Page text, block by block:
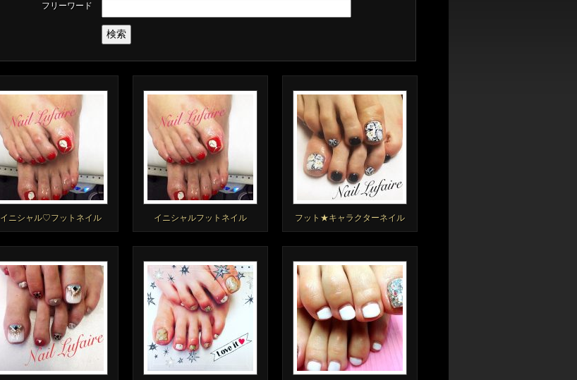
フリーワード
イニシャル♡フットネイル イニシャルフットネイル フット★キャラクターネイル